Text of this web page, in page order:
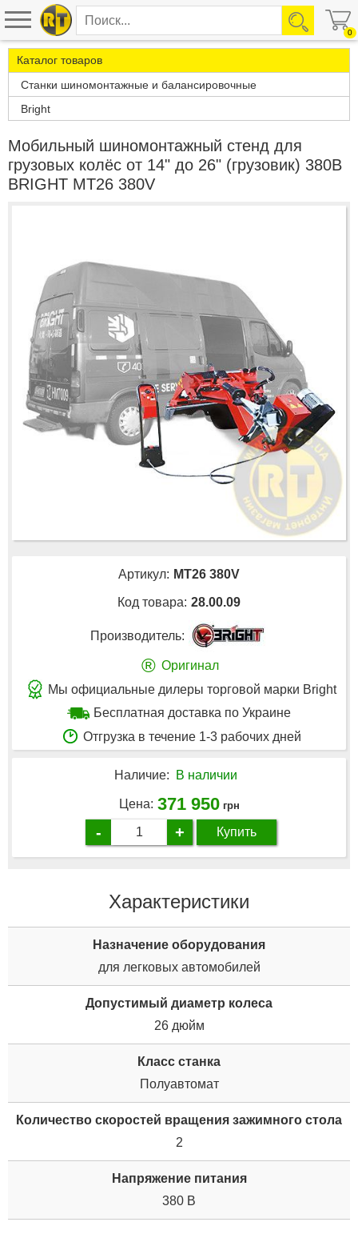
0
Каталог товаров
Станки шиномонтажные и балансировочные
Bright
Мобильный шиномонтажный стенд для
грузовых колёс от 14" до 26" (грузовик) 380В
BRIGHT MT26 380V
Артикул: MT26 380V
Код товара: 28.00.09
Производитель:
® Оригинал
Мы официальные дилеры торговой марки Bright
Бесплатная доставка по Украине
Отгрузка в течение 1-3 рабочих дней
Наличие: В наличии
Цена: 371 950 грн
- + Купить
Характеристики
Назначение оборудования
для легковых автомобилей
Допустимый диаметр колеса
26 дюйм
Класс станка
Полуавтомат
Количество скоростей вращения зажимного стола
2
Напряжение питания
380 В